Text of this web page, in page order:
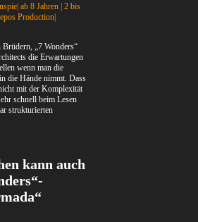
ab 8 Jahren | 2 bis
Production|
„7 Wonders“
die Erwartungen
wenn man die
die Hände nimmt. Dass
mit der Komplexität
schnell beim Lesen
strukturierten
kann auch